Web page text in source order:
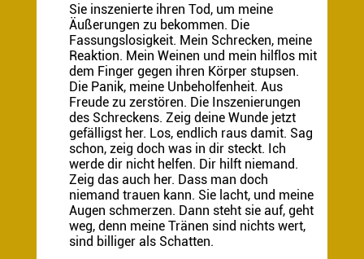
Sie inszenierte ihren Tod, um meine
Äußerungen zu bekommen. Die
Fassungslosigkeit. Mein Schrecken, meine
Reaktion. Mein Weinen und mein hilflos mit
dem Finger gegen ihren Körper stupsen.
Die Panik, meine Unbeholfenheit. Aus
Freude zu zerstören. Die Inszenierungen
des Schreckens. Zeig deine Wunde jetzt
gefälligst her. Los, endlich raus damit. Sag
schon, zeig doch was in dir steckt. Ich
werde dir nicht helfen. Dir hilft niemand.
Zeig das auch her. Dass man doch
niemand trauen kann. Sie lacht, und meine
Augen schmerzen. Dann steht sie auf, geht
weg, denn meine Tränen sind nichts wert,
sind billiger als Schatten.